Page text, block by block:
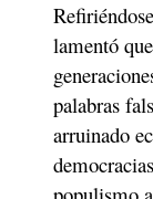
lamentó
palabras
arruinado